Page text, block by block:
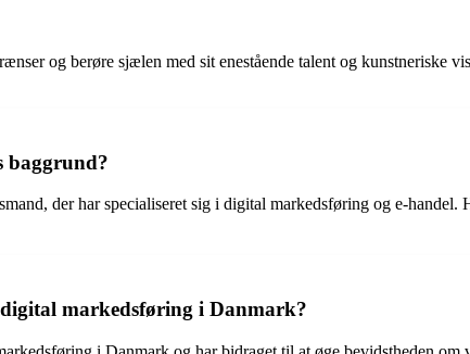
og berøre sjælen med sit enestående talent og
baggrund?
der har specialiseret sig i digital markedsføring og e-handel.
markedsføring i Danmark?